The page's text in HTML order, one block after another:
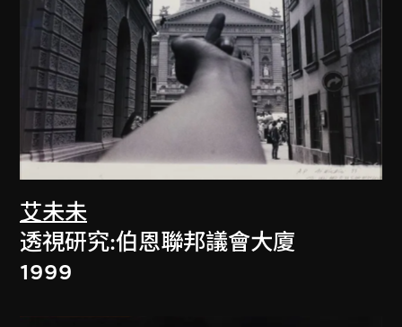
艾未未
透視研究:伯恩聯邦議會大廈
1999